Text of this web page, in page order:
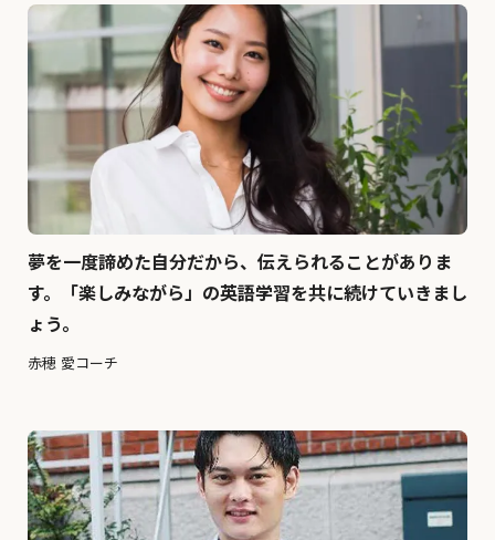
夢を一度諦めた自分だから、伝えられることがありま
す。「楽しみながら」の英語学習を共に続けていきまし
ょう。
赤穂 愛コーチ